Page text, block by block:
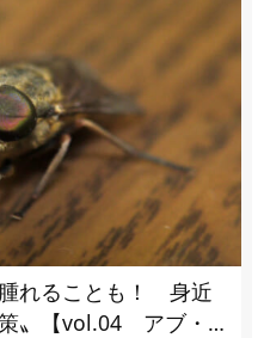
れることも！ 身近
〟【vol.04 アブ・ブ